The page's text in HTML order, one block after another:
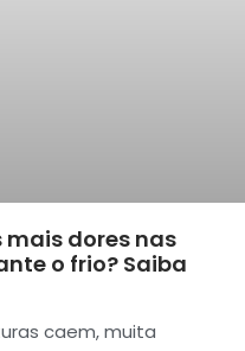
mais dores nas
o frio? Saiba
caem, muita